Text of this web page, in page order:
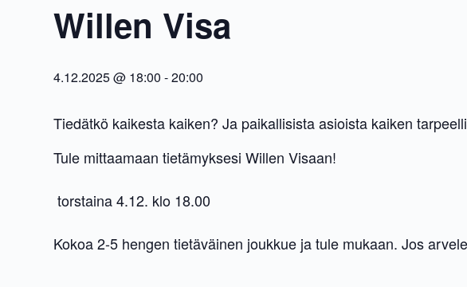
Willen Visa
4.12.2025 @ 18:00 -20:00
Tiedätkö kaikesta kaiken? Ja paikallisista asioista kaiken
Tule mittaamaan tietämyksesi Willen Visaan!
torstaina 4.12. klo 18.00
Kokoa 2-5 hengen tietäväinen joukkue ja tule mukaan. Jos